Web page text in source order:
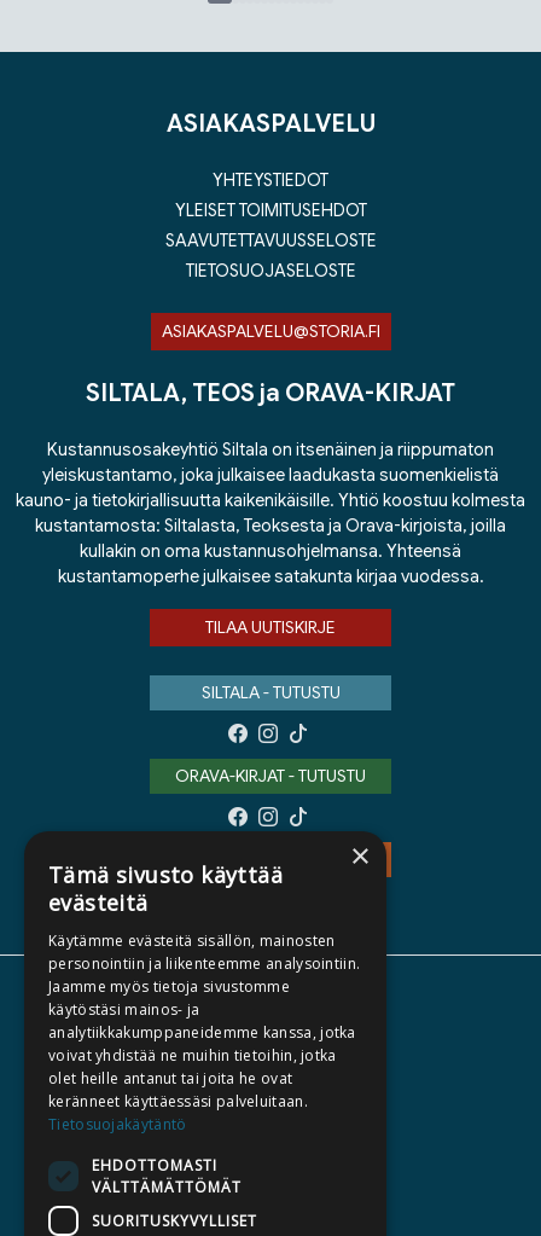
ASIAKASPALVELU
YHTEYSTIEDOT
YLEISET TOIMITUSEHDOT
SAAVUTETTAVUUSSELOSTE
TIETOSUOJASELOSTE
ASIAKASPALVELU@STORIA.FI
SILTALA, TEOS ja ORAVA-KIRJAT
Kustannusosakeyhtiö Siltala on itsenäinen ja riippumaton
yleiskustantamo, joka julkaisee laadukasta suomenkielistä
kauno- ja tietokirjallisuutta kaikenikäisille. Yhtiö koostuu kolmesta
kustantamosta: Siltalasta, Teoksesta ja Orava-kirjoista, joilla
kullakin on oma kustannusohjelmansa. Yhteensä
kustantamoperhe julkaisee satakunta kirjaa vuodessa.
TILAA UUTISKIRJE
SILTALA - TUTUSTU
ORAVA-KIRJAT - TUTUSTU
TIETOA MEISTÄ
TEKIJÄT
KATALOGIT
AJANKOHTAISTA
HALUATKO KIRJAILIJAKSI
×
Tämä sivusto käyttää
evästeitä
Käytämme evästeitä sisällön, mainosten
personointiin ja liikenteemme analysointiin.
Jaamme myös tietoja sivustomme
käytöstäsi mainos- ja
analytiikkakumppaneidemme kanssa, jotka
voivat yhdistää ne muihin tietoihin, jotka
olet heille antanut tai joita he ovat
keränneet käyttäessäsi palveluitaan.
Tietosuojakäytäntö
EHDOTTOMASTI
VÄLTTÄMÄTTÖMÄT
SUORITUSKYVYLLISET